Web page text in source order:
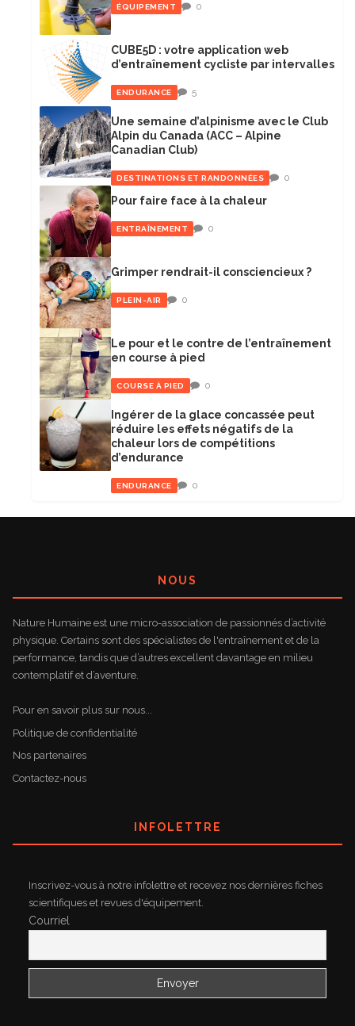
ÉQUIPEMENT 0
CUBE5D : votre application web
d’entraînement cycliste par intervalles
ENDURANCE 5
Une semaine d’alpinisme avec le Club
Alpin du Canada (ACC – Alpine
Canadian Club)
DESTINATIONS ET RANDONNÉES 0
Pour faire face à la chaleur
ENTRAÎNEMENT 0
Grimper rendrait-il consciencieux ?
PLEIN-AIR 0
Le pour et le contre de l’entraînement
en course à pied
COURSE À PIED 0
Ingérer de la glace concassée peut
réduire les effets négatifs de la
chaleur lors de compétitions
d’endurance
ENDURANCE 0
NOUS
Nature Humaine est une micro-association de passionnés d’activité
physique. Certains sont des spécialistes de l'entraînement et de la
performance, tandis que d’autres excellent davantage en milieu
contemplatif et d’aventure.
Pour en savoir plus sur nous...
Politique de confidentialité
Nos partenaires
Contactez-nous
INFOLETTRE
Inscrivez-vous à notre infolettre et recevez nos dernières fiches
scientifiques et revues d'équipement.
Courriel